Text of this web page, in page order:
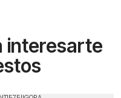
interesarte